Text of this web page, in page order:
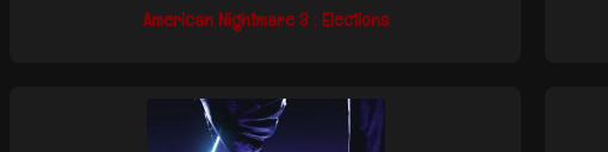
American Nightmare 3 : Elections